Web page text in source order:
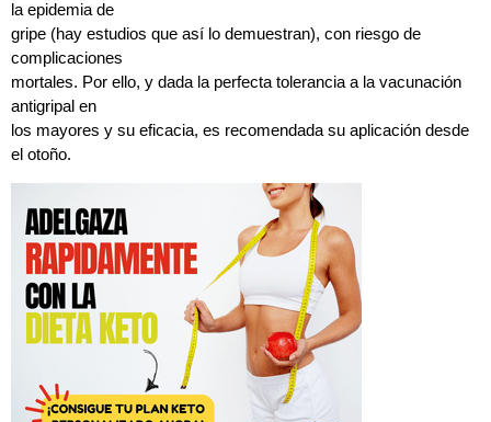
la epidemia de
gripe (hay estudios que así lo demuestran), con riesgo de
complicaciones
mortales. Por ello, y dada la perfecta tolerancia a la vacunación
antigripal en
los mayores y su eficacia, es recomendada su aplicación desde
el otoño.